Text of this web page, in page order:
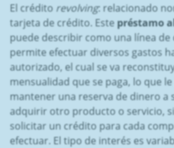
El crédito revolving: relacionado
tarjeta de crédito. Estepréstamo
puede describir como una línea
permite efectuar diversos gastos
autorizado, el cual se va
mensualidad que se paga, lo que
mantener una reserva de dinero a
adquirir otro producto o servicio,
solicitar un crédito para cada
efectuar. El tipo de interés es